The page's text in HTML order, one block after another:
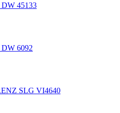
45133
6092
SLG VI4640